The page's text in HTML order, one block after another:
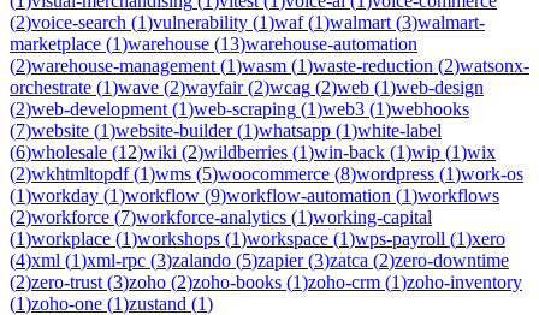
(2)voice-search (1)vulnerability (1)waf(1)walmart (3)walmart-
marketplace (1)warehouse (13)warehouse-automation
(2)warehouse-management (1)wasm (1)waste-reduction (2)watsonx-
orchestrate (1)wave (2)wayfair(2)wcag (2)web (1)web-design
(2)web-development (1)web-scraping (1)web3 (1)webhooks
(7)website (1)website-builder(1)whatsapp (1)white-label
(6)wholesale (12)wiki (2)wildberries (1)win-back (1)wip (1)wix
(2)wkhtmltopdf(1)wms (5)woocommerce (8)wordpress (1)work-os
(1)workday (1)workflow (9)workflow-automation (1)workflows
(2)workforce (7)workforce-analytics (1)working-capital
(1)workplace (1)workshops (1)workspace (1)wps-payroll (1)xero
(4)xml (1)xml-rpc (3)zalando (5)zapier(3)zatca (2)zero-downtime
(2)zero-trust (3)zoho (2)zoho-books (1)zoho-crm (1)zoho-inventory
(1)zoho-one (1)zustand (1)